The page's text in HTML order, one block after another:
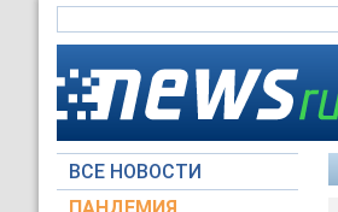
ВСЕ НОВОСТИ